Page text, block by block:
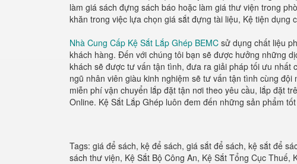
làm giá sách đựng sách báo hoặc làm giá thư viện trong
khăn trong việc lựa chọn giá sắt đựng tài liệu, Kệ tiện
Nhà Cung Cấp Kệ Sắt Lắp Ghép BEMC sử dụng chất liệu
khách hàng. Đến với chúng tôi bạn sẽ được hưởng những
khách sẽ được tư vấn tận tình, đưa ra giải pháp tối ưu nhất
ngũ nhân viên giàu kinh nghiệm sẽ tư vấn tận tình cùng
miễn phí vận chuyển lắp đặt tận nơi theo yêu cầu, lắp đặt
Online. Kệ Sắt Lắp Ghép luôn đem đến những sản phẩm
Tags: giá để sách, kệ để sách, giá sắt để sách, kệ sắt để
sách thư viện, Kệ Sắt Bộ Công An, Kệ Sắt Tổng Cục Thuế,